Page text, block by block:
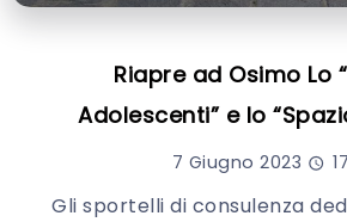
Riapre ad Osimo Lo
Adolescenti” e lo
7 Giugno 2023
Gli sportelli di consulenza